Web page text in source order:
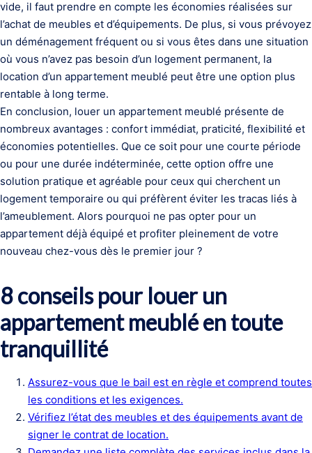
vide, il faut prendre en compte les économies réalisées sur
l’achat de meubles et d’équipements. De plus, si vous prévoyez
un déménagement fréquent ou si vous êtes dans une situation
où vous n’avez pas besoin d’un logement permanent, la
location d’un appartement meublé peut être une option plus
rentable à long terme.
En conclusion, louer un appartement meublé présente de
nombreux avantages : confort immédiat, praticité, flexibilité et
économies potentielles. Que ce soit pour une courte période
ou pour une durée indéterminée, cette option offre une
solution pratique et agréable pour ceux qui cherchent un
logement temporaire ou qui préfèrent éviter les tracas liés à
l’ameublement. Alors pourquoi ne pas opter pour un
appartement déjà équipé et profiter pleinement de votre
nouveau chez-vous dès le premier jour ?
8 conseils pour louer un
appartement meublé en toute
tranquillité
Assurez-vous que le bail est en règle et comprend toutes
les conditions et les exigences.
Vérifiez l’état des meubles et des équipements avant de
signer le contrat de location.